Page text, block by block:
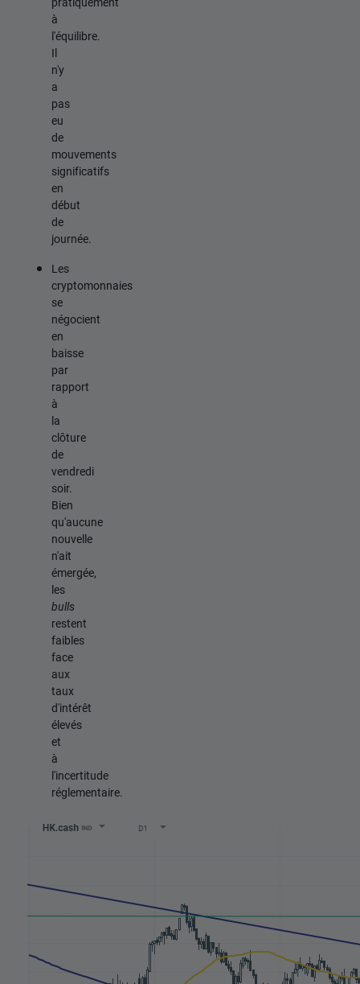
à
l'équilibre.
Il
n'y
a
pas
eu
de
mouvements
significatifs
en
début
de
journée.
Les
cryptomonnaies
se
négocient
en
baisse
par
rapport
à
la
clôture
de
vendredi
soir.
Bien
qu'aucune
nouvelle
n'ait
émergée,
les
bulls
restent
faibles
face
aux
taux
d'intérêt
élevés
et
à
l'incertitude
réglementaire.